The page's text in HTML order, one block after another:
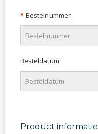
Bestelnummer
Besteldatum
Product informatie